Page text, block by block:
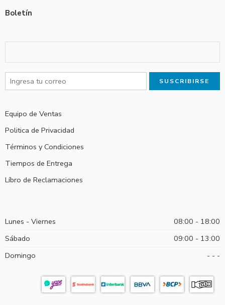
Boletín
Equipo de Ventas
Politica de Privacidad
Términos y Condiciones
Tiempos de Entrega
Líbro de Reclamaciones
Lunes - Viernes
08:00 - 18:00
Sábado
09:00 - 13:00
Domingo
- - -